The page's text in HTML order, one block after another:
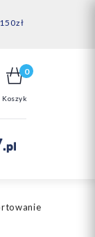
0
Koszyk